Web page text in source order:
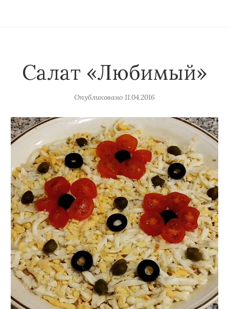
Салат «Любимый»
Опубликовано 11.04.2016